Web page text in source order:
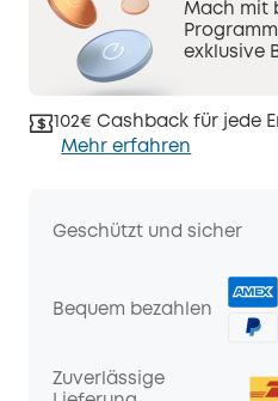
Mach mit
exklusive
102€ Cashback für jede
Mehr erfahren
Geschützt und sicher
Bequem bezahlen
Zuverlässige